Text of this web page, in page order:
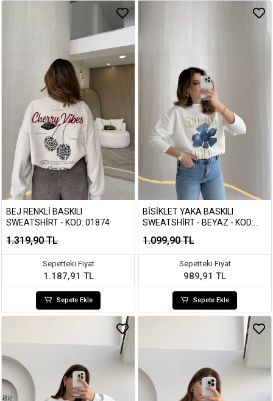
BEJ RENKLI BASKILI
SWEATSHIRT - KOD: 01874
1.319,90 TL
Sepetteki Fiyat
1.187,91 TL
Sepete Ekle
BISIKLET YAKA BASKILI
SWEATSHIRT - BEYAZ - KOD:
1.099,90 TL
Sepetteki Fiyat
989,91 TL
Sepete Ekle